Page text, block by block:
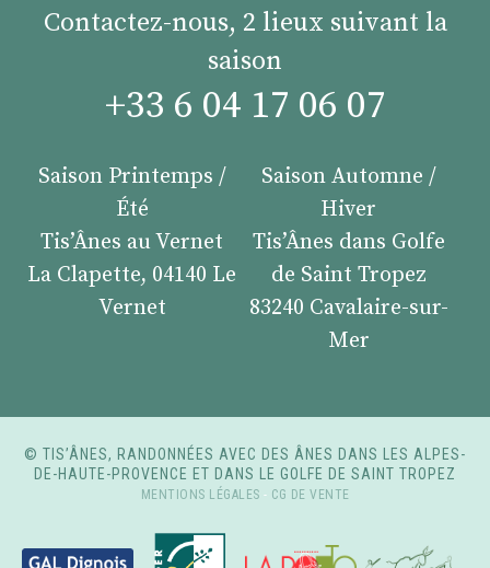
Contactez-nous, 2 lieux suivant la
saison
+33 6 04 17 06 07
Saison Printemps /
Été
Tis’Ânes au Vernet
La Clapette, 04140 Le
Vernet
Saison Automne /
Hiver
Tis’Ânes dans Golfe
de Saint Tropez
83240 Cavalaire-sur-
Mer
© TIS’ÂNES, RANDONNÉES AVEC DES ÂNES DANS LES ALPES-
DE-HAUTE-PROVENCE ET DANS LE GOLFE DE SAINT TROPEZ
MENTIONS LÉGALES - CG DE VENTE